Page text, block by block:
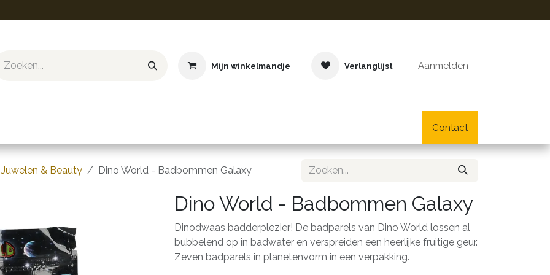
Mijn winkelmandje Verlanglijst Aanmelden
Lifestyle
Contact
Juwelen & Beauty Dino World - Badbommen Galaxy
Dino World - Badbommen Galaxy
Dinodwaas badderplezier! De badparels van Dino World lossen al
bubbelend op in badwater en verspreiden een heerlijke fruitige geur.
Zeven badparels in planetenvorm in een verpakking.